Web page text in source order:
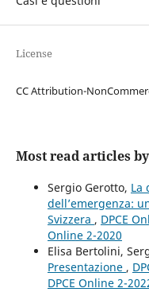
License
CC Attribution-
Most read articles
Sergio Gerotto, La
dell’emergenza:
Svizzera , DPCE
Online 2-2020
Elisa Bertolini,
Presentazione ,
DPCE Online 2-